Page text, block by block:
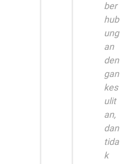
ber
hub
ung
an
den
gan
kes
ulit
an,
dan
tida
k